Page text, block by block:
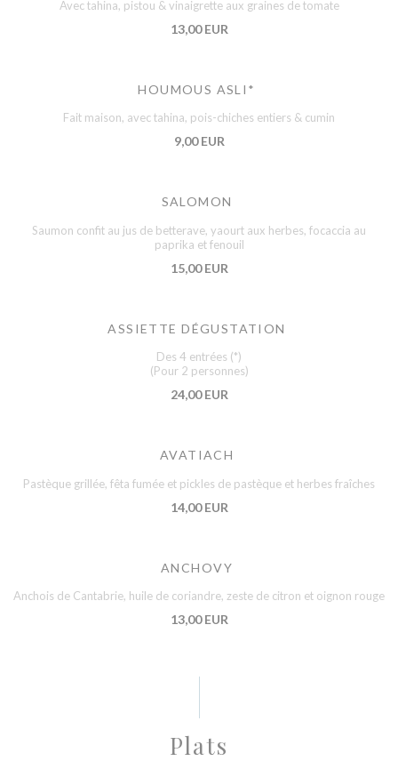
Avec tahina, pistou & vinaigrette aux graines de tomate
13,00 EUR
HOUMOUS ASLI*
Fait maison, avec tahina, pois-chiches entiers & cumin
9,00 EUR
SALOMON
Saumon confit au jus de betterave, yaourt aux herbes, focaccia au
paprika et fenouil
15,00 EUR
ASSIETTE DÉGUSTATION
Des 4 entrées (*)
(Pour 2 personnes)
24,00 EUR
AVATIACH
Pastèque grillée, fêta fumée et pickles de pastèque et herbes fraîches
14,00 EUR
ANCHOVY
Anchois de Cantabrie, huile de coriandre, zeste de citron et oignon rouge
13,00 EUR
Plats